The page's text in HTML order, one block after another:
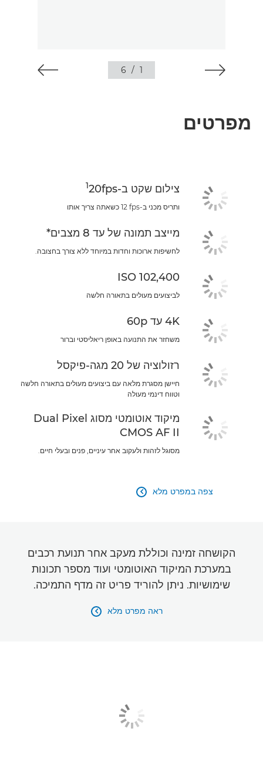
1
/
6
מפרטים
צילום שקט ב-20fps‏ 1
ותריס מכני ב-‎12 fps כשאתה צריך אותו
מייצב תמונה של עד 8 מצבים*
לחשיפות ארוכות וחדות במיוחד ללא צורך בחצובה.
ISO 102,400
לביצועים מעולים בתאורה חלשה
4K עד 60p
משחזר את התנועה באופן ריאליסטי וברור
רזולוציה של 20 מגה-פיקסל
חיישן מסגרת מלאה עם ביצועים מעולים בתאורה חלשה
וטווח דינמי מעולה
מיקוד אוטומטי מסוג Dual Pixel
CMOS AF II
מסוגל לזהות ולעקוב אחר עיניים, פנים ובעלי חיים.
צפה במפרט מלא 
הקושחה זמינה וכוללת מעקב אחר תנועת רכבים
במערכת המיקוד האוטומטי ועוד מספר תכונות
שימושיות. ניתן להוריד פריט זה מדף התמיכה.
ראה מפרט מלא 